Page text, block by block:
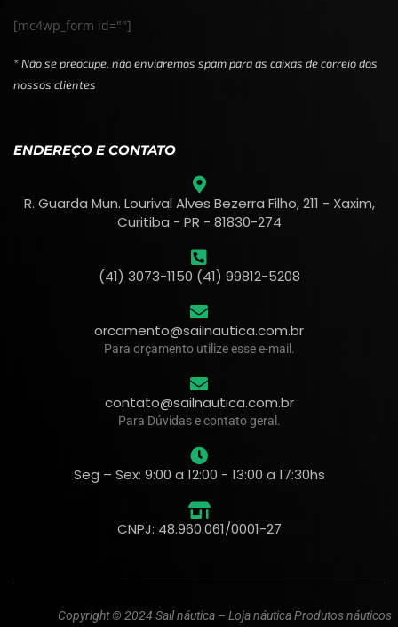
[mc4wp_form id=""]
* Não se preocupe, não enviaremos spam para as caixas de correio dos
nossos clientes
ENDEREÇO E CONTATO
R. Guarda Mun. Lourival Alves Bezerra Filho, 211 - Xaxim,
Curitiba - PR - 81830-274
(41) 3073-1150 (41) 99812-5208
orcamento@sailnautica.com.br
Para orçamento utilize esse e-mail.
contato@sailnautica.com.br
Para Dúvidas e contato geral.
Seg – Sex: 9:00 a 12:00 - 13:00 a 17:30hs
CNPJ: 48.960.061/0001-27
Copyright © 2024 Sail náutica – Loja náutica Produtos náuticos